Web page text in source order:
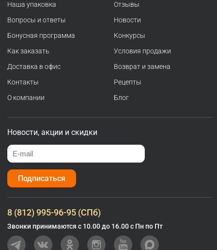
Наша упаковка
Вопросы и ответы
Бонусная программа
Как заказать
Доставка в офис
Контакты
О компании
Отзывы
Новости
Конкурсы
Условия продажи
Возврат и замена
Рецепты
Блог
Новости, акции и скидки
Подписаться
8 (812) 995-96-95 (СПб)
Звонки принимаются с 10.00 до 16.00 с Пн по Пт